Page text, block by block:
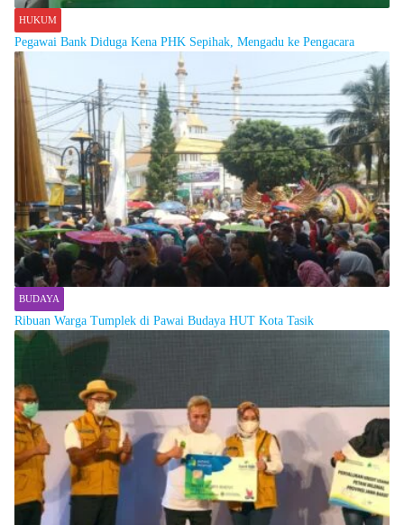
HUKUM
Pegawai Bank Diduga Kena PHK Sepihak, Mengadu ke Pengacara
BUDAYA
Ribuan Warga Tumplek di Pawai Budaya HUT Kota Tasik